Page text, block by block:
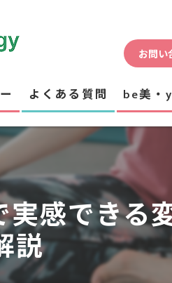
お問い
よくある質問 be美・
ダイエット
骨盤
体験
リラックス
感できる
説